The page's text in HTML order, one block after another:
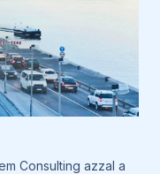
Consulting azzal a